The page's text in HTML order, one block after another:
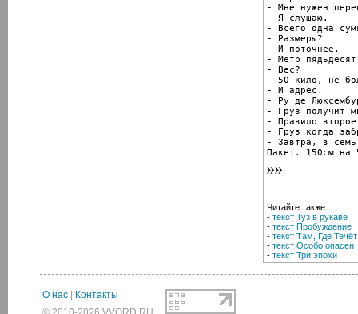
- Мне нужен
- Я слушаю.
- Всего одна
- Размеры?
- И поточнее.
- Метр
- Вес?
- 50 кило, не
- И адрес.
- Ру де
- Груз получит
- Правило
- Груз когда
- Завтра, в
Пакет. 150см на
Читайте также:
- текст Туз в рукаве
- текст Пробуждение
- текст Там, Где
- текст Особо опасен
- текст Три эпохи
О нас
Контакты